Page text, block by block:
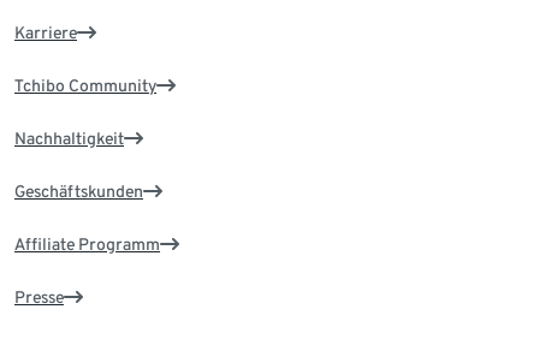
Karriere
Tchibo Community
Nachhaltigkeit
Geschäftskunden
Affiliate Programm
Presse